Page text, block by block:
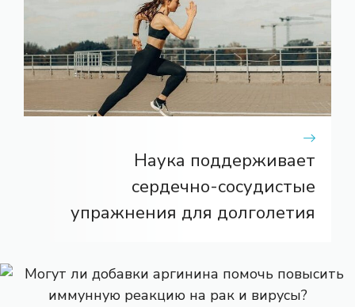
Наука поддерживает
сердечно-сосудистые
упражнения для долголетия